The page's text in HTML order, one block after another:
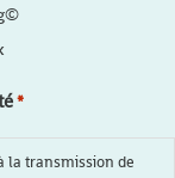
*
la transmission de